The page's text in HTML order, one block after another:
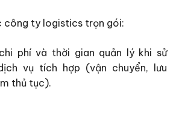
công ty logistics trọn gói:
phí và thời gian quản lý khi sử
vụ tích hợp (vận chuyển, lưu
thủ tục).